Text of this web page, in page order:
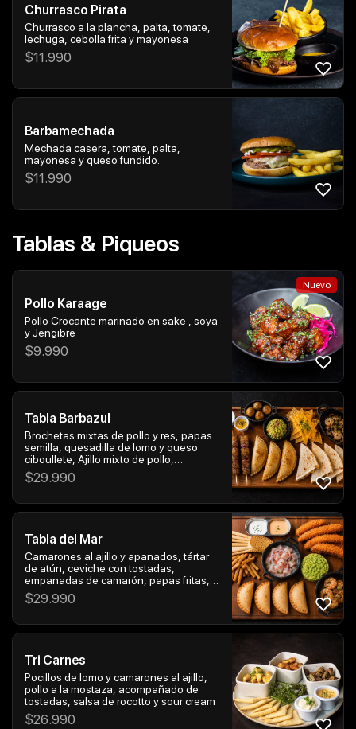
Churrasco Pirata
Churrasco a la plancha, palta, tomate,
lechuga, cebolla frita y mayonesa
$11.990
Barbamechada
Mechada casera, tomate, palta,
mayonesa y queso fundido.
$11.990
Tablas & Piqueos
Pollo Karaage
Pollo Crocante marinado en sake , soya
y Jengibre
$9.990
Nuevo
Tabla Barbazul
Brochetas mixtas de pollo y res, papas
semilla, quesadilla de lomo y queso
ciboullete, Ajillo mixto de pollo,
camarón, champiñón, empanadas de
carne y nachos con salsa de queso con
$29.990
Tabla del Mar
Camarones al ajillo y apanados, tártar
de atún, ceviche con tostadas,
empanadas de camarón, papas fritas,
salsa al olivo y spicy
$29.990
Tri Carnes
Pocillos de lomo y camarones al ajillo,
pollo a la mostaza, acompañado de
tostadas, salsa de rocotto y sour cream
$26.990